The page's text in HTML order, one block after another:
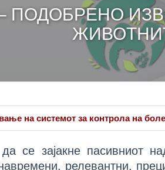
ПОДОБРЕНО
на системот за контрола на
се зајакне пасивниот
релевантни,